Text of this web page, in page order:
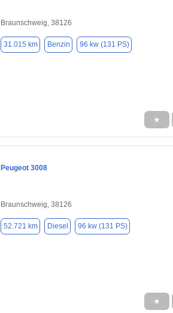
Braunschweig, 38126
31.015 km Benzin 96 kw (131 PS)
★
Peugeot 3008
Braunschweig, 38126
52.721 km Diesel 96 kw (131 PS)
★